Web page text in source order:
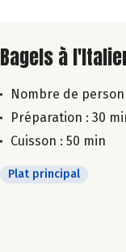
Lire la suite de
Bagels à
Nombre de
Préparation : 30
Cuisson : 50 min
Plat principal